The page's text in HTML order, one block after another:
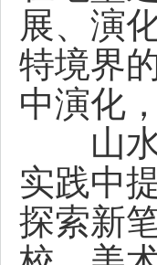
展、演
特境界
中演化
山水
实践中
探索新